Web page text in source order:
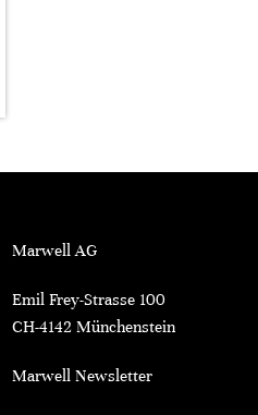
Marwell AG
Emil Frey-Strasse 100
CH-4142 Münchenstein
Marwell Newsletter